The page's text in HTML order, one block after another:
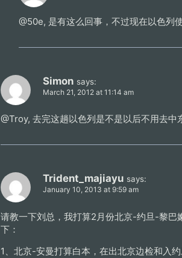
@50e, 是有这么回事，不过现在以色列
Simon says:
March 21, 2012 at 11:14 am
@Troy, 去完这趟以色列是不是以后不用去中
Trident_majiayu says:
January 10, 2013 at 9:59 am
请教一下刘总，我打算2月份北京-约旦-黎
下：
1、北京-安曼打算白本，在出北京边检和入